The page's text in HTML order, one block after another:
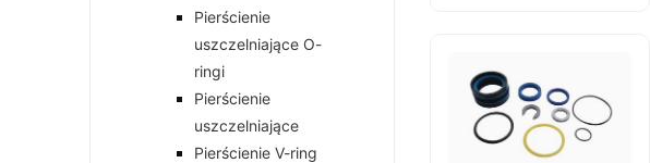
Pierścienie
uszczelniające O-
ringi
Pierścienie
uszczelniające
Pierścienie V-ring